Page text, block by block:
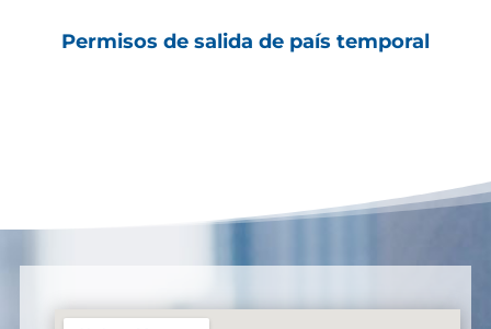
Permisos de salida de país temporal